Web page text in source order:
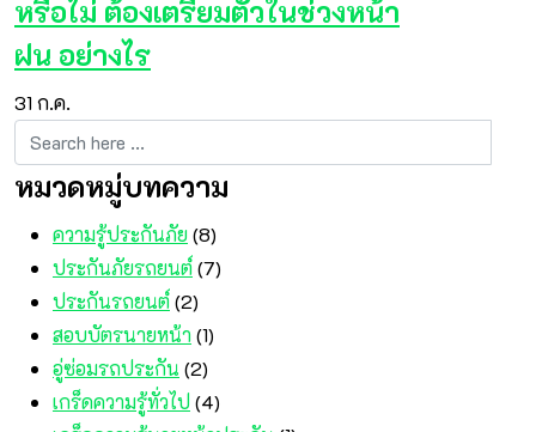
หรือไม่ ต้องเตรียมตัวในช่วงหน้า
ฝน อย่างไร
31 ก.ค.
หมวดหมู่บทความ
ความรู้ประกันภัย(8)
ประกันภัยรถยนต์(7)
ประกันรถยนต์(2)
สอบบัตรนายหน้า(1)
อู่ซ่อมรถประกัน (2)
เกร็ดความรู้ทั่วไป(4)